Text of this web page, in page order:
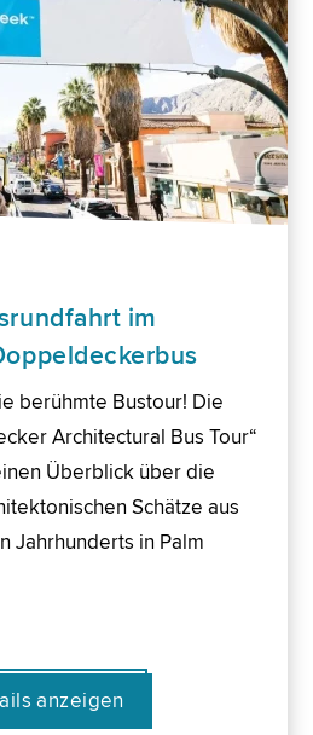
im
berühmte Bustour! Die
Architectural Bus Tour“
Überblick über die
Schätze aus
Jahrhunderts in Palm
anzeigen